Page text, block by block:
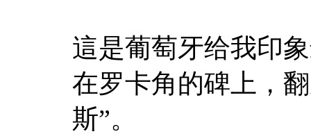
這是葡萄牙给我印
在罗卡角的碑上，
斯”。